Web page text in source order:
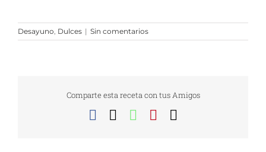
Desayuno Dulces | Sin comentarios
Comparte esta receta con tus Amigos
FacebookWhatsApp
Pinterest